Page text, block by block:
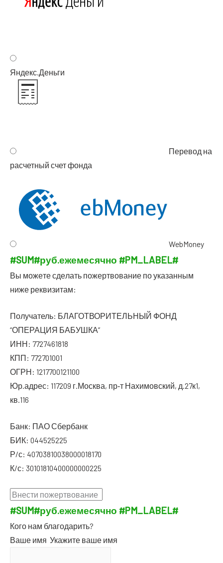
Яндекс.Деньги
Пере­вод на
рас­чет­ный счет фонда
WebMoney
#SUM#руб.еже­ме­сяч­но #PM_LABEL#
Вы може­те сде­лать пожерт­во­ва­ние по ука­зан­ным
ниже реквизитам:
Полу­ча­тель: БЛАГОТВОРИТЕЛЬНЫЙ ФОНД
“ОПЕРАЦИЯ БАБУШКА”
ИНН: 7727461818
КПП: 772701001
ОГРН: 1217700121100
Юр.адрес: 117209 г.Москва, пр‑т Нахи­мов­ский, д.27к1,
кв.116
Банк: ПАО Сбербанк
БИК: 044525225
Р/с: 40703810038000018170
К/с: 30101810400000000225
#SUM#руб.еже­ме­сяч­но #PM_LABEL#
Кого нам благодарить?
Ваше имя Ука­жи­те ваше имя